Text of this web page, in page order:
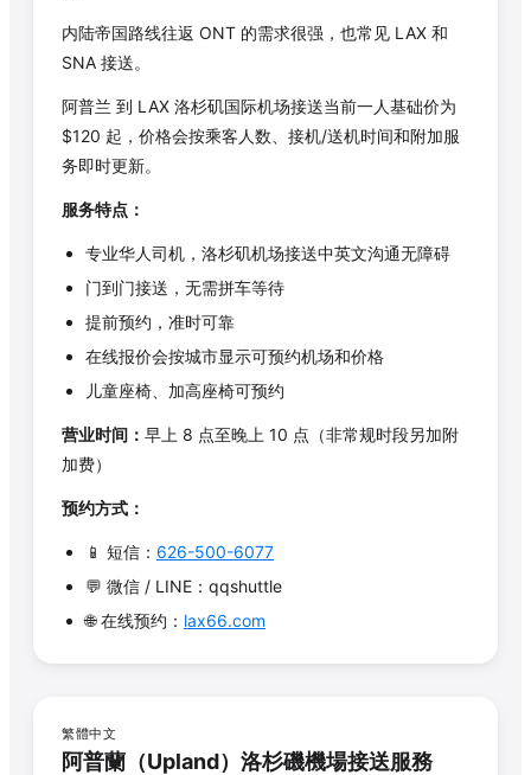
内陆帝国路线往返 ONT 的需求很强，也常见 LAX 和
SNA 接送。
阿普兰 到 LAX 洛杉矶国际机场接送当前一人基础价为
$120 起，价格会按乘客人数、接机/送机时间和附加服
务即时更新。
服务特点：
专业华人司机，洛杉矶机场接送中英文沟通无障碍
门到门接送，无需拼车等待
提前预约，准时可靠
在线报价会按城市显示可预约机场和价格
儿童座椅、加高座椅可预约
营业时间： 早上 8 点至晚上 10 点（非常规时段另加附
加费）
预约方式：
📱 短信： 626-500-6077
💬 微信 / LINE：qqshuttle
🌐 在线预约： lax66.com
繁體中文
阿普蘭 （Upland）洛杉磯機場接送服務